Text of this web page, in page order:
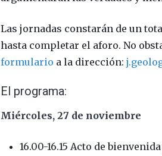
Las jornadas constarán de un
hasta completar el aforo. No
formulario a la dirección:
El programa:
Miércoles, 27 de noviembre
16.00-16.15 Acto de